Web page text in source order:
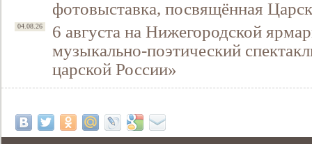
фотовыставка, посвящённая
04.08.26
6 августа на Нижегородской
музыкально-поэтический
царской России»